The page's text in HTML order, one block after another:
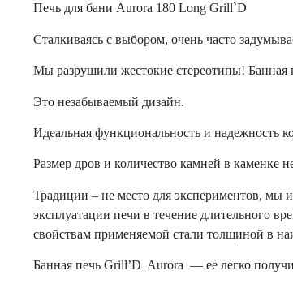
Печь для бани Aurora 180 Long Grill`D
Сталкиваясь с выбором, очень часто
Мы разрушили жестокие стереотипы! Банная
Это незабываемый дизайн.
Идеальная функциональность и надежность
Размер дров и количество камней в каменке
Традиции – не место для экспериментов, мы
эксплуатации печи в течение длительного
свойствам применяемой стали толщиной в
Банная печь Grill’D Aurora — ее легко